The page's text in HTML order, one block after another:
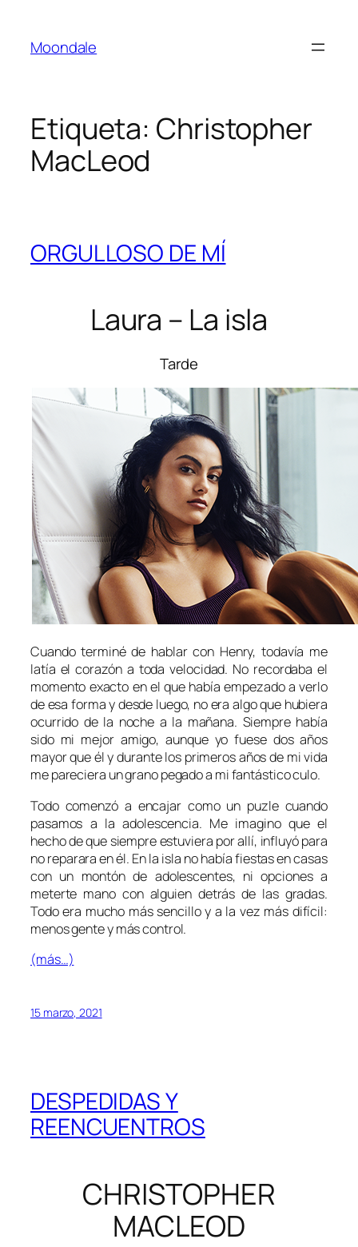
contenido
Moondale
Etiqueta: Christopher
MacLeod
ORGULLOSO DE MÍ
Laura – La isla
Tarde
Cuando terminé de hablar con Henry, todavía me
latía el corazón a toda velocidad. No recordaba el
momento exacto en el que había empezado a verlo
de esa forma y desde luego, no era algo que hubiera
ocurrido de la noche a la mañana. Siempre había
sido mi mejor amigo, aunque yo fuese dos años
mayor que él y durante los primeros años de mi vida
me pareciera un grano pegado a mi fantástico culo.
Todo comenzó a encajar como un puzle cuando
pasamos a la adolescencia. Me imagino que el
hecho de que siempre estuviera por allí, influyó para
no reparara en él. En la isla no había fiestas en casas
con un montón de adolescentes, ni opciones a
meterte mano con alguien detrás de las gradas.
Todo era mucho más sencillo y a la vez más difícil:
menos gente y más control.
(más…)
15 marzo, 2021
DESPEDIDAS Y
REENCUENTROS
CHRISTOPHER
MACLEOD